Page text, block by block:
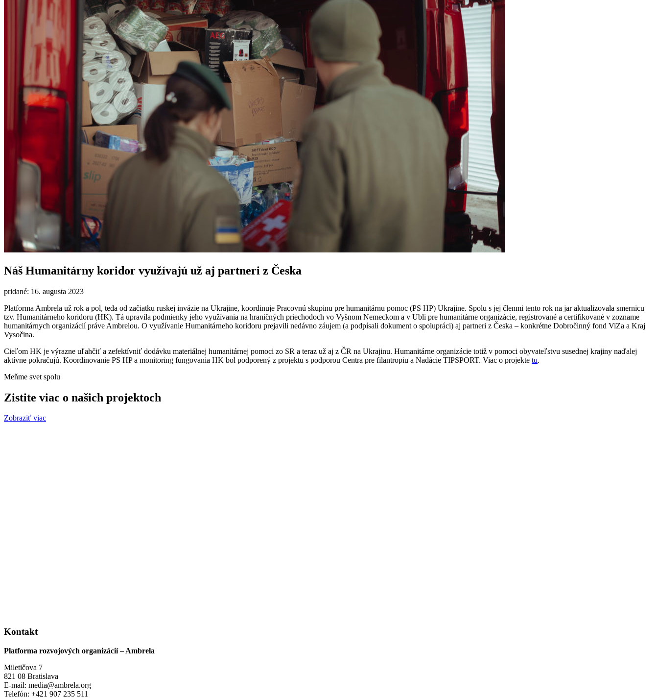
Náš Humanitárny koridor využívajú už aj partneri z Česka
pridané: 16. augusta 2023
Platforma Ambrela už rok a pol, teda od začiatku ruskej invázie na Ukrajine, koordinuje Pracovnú skupinu pre humanitárnu pomoc (PS HP) Ukrajine. Spolu s jej členmi tento rok na jar aktualizovala smernicu
tzv. Humanitárneho koridoru (HK). Tá upravila podmienky jeho využívania na hraničných priechodoch vo Vyšnom Nemeckom a v Ubli pre humanitárne organizácie, registrované a certifikované v zozname
humanitárnych organizácií práve Ambrelou. O využívanie Humanitárneho koridoru prejavili nedávno záujem (a podpísali dokument o spolupráci) aj partneri z Česka – konkrétne Dobročinný fond ViZa a Kraj
Vysočina.
Cieľom HK je výrazne uľahčiť a zefektívniť dodávku materiálnej humanitárnej pomoci zo SR a teraz už aj z ČR na Ukrajinu. Humanitárne organizácie totiž v pomoci obyvateľstvu susednej krajiny naďalej
aktívne pokračujú. Koordinovanie PS HP a monitoring fungovania HK bol podporený z projektu s podporou Centra pre filantropiu a Nadácie TIPSPORT. Viac o projekte tu.
Meňme svet spolu
Zistite viac o našich projektoch
Zobraziť viac
Kontakt
Platforma rozvojových organizácií – Ambrela
Miletičova 7
821 08 Bratislava
E-mail: media@ambrela.org
Telefón: +421 907 235 511